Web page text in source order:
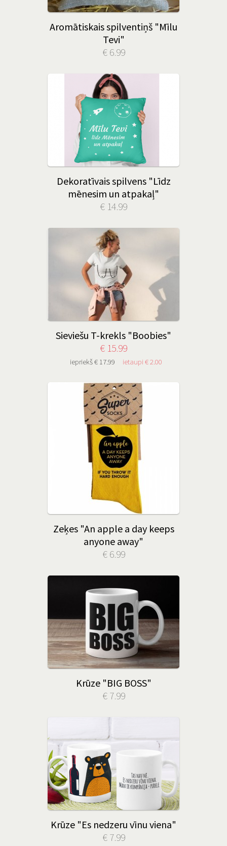
Aromātiskais spilventiņš "Mīlu
Tevi"
€ 6.99
Dekoratīvais spilvens "Līdz
mēnesim un atpakaļ"
€ 14.99
Sieviešu T-krekls "Boobies"
€ 15.99
iepriekš € 17.99 ietaupi € 2.00
Zeķes "An apple a day keeps
anyone away"
€ 6.99
Krūze "BIG BOSS"
€ 7.99
Krūze "Es nedzeru vīnu viena"
€ 7.99